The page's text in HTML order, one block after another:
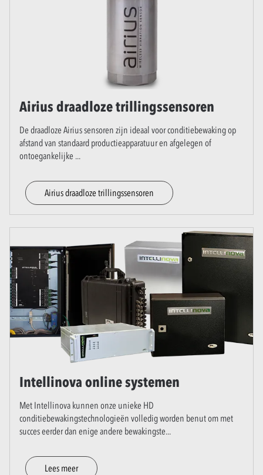
Airius draadloze trillingssensoren
De draadloze Airius sensoren zijn ideaal voor conditiebewaking op
afstand van standaard productieapparatuur en afgelegen of
ontoegankelijke ...
Airius draadloze trillingssensoren
Intellinova online systemen
Met Intellinova kunnen onze unieke HD
conditiebewakingstechnologieën volledig worden benut om met
succes eerder dan enige andere bewakingste...
Lees meer